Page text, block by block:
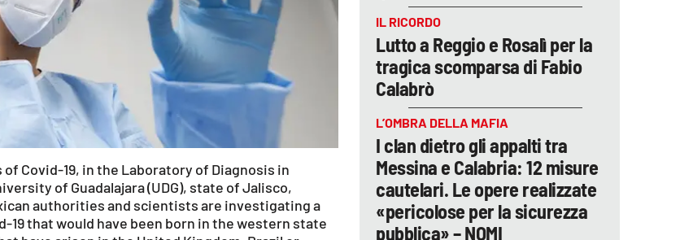
Covid-19, in the Laboratory of Diagnosis in
of Guadalajara (UDG), state of Jalisco,
authorities and scientists are investigating a
that would have been born in the western state
IL RICORDO
Lutto a Reggio e Rosalì per la
tragica scomparsa di Fabio
Calabrò
L’OMBRA DELLA MAFIA
I clan dietro gli appalti tra
Messina e Calabria: 12 misure
cautelari. Le opere realizzate
«pericolose per la sicurezza
pubblica» – NOMI